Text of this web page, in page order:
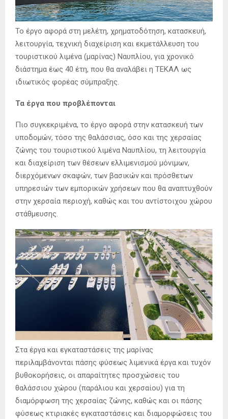
Το έργο αφορά στη μελέτη, χρηματοδότηση, κατασκευή,
λειτουργία, τεχνική διαχείριση και εκμετάλλευση του
τουριστικού λιμένα (μαρίνας) Ναυπλίου, για χρονικό
διάστημα έως 40 έτη, που θα αναλάβει η ΤΕΚΑΛ ως
ιδιωτικός φορέας σύμπραξης.
Τα έργα που προβλέπονται
Πιο συγκεκριμένα, το έργο αφορά στην κατασκευή των
υποδομών, τόσο της θαλάσσιας, όσο και της χερσαίας
ζώνης του τουριστικού λιμένα Ναυπλίου, τη λειτουργία
και διαχείριση των θέσεων ελλιμενισμού μόνιμων,
διερχόμενων σκαφών, των βασικών και πρόσθετων
υπηρεσιών των εμπορικών χρήσεων που θα αναπτυχθούν
στην χερσαία περιοχή, καθώς και του αντίστοιχου χώρου
στάθμευσης.
Στα έργα και εγκαταστάσεις της μαρίνας
περιλαμβάνονται πάσης φύσεως λιμενικά έργα και τυχόν
βυθοκορήσεις, οι απαραίτητες προσχώσεις του
θαλάσσιου χώρου (παράλιου και χερσαίου) για τη
διαμόρφωση της χερσαίας ζώνης, καθώς και οι πάσης
φύσεως κτιριακές εγκαταστάσεις και διαμορφώσεις του